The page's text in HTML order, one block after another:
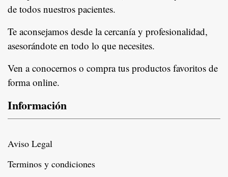
de todos nuestros pacientes.
Te aconsejamos desde la cercanía y profesionalidad,
asesorándote en todo lo que necesites.
Ven a conocernos o compra tus productos favoritos de
forma online.
Información
Aviso Legal
Terminos y condiciones